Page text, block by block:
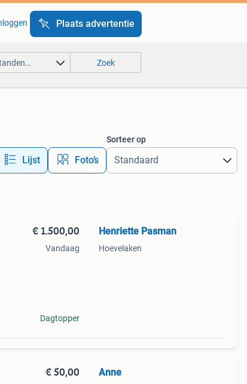
Plaats advertentie
Zoek
Lijst Foto’s
Sorteer op
€ 1.500,00
Vandaag
Dagtopper
Henriette Pasman
Hoevelaken
€ 50,00 Anne